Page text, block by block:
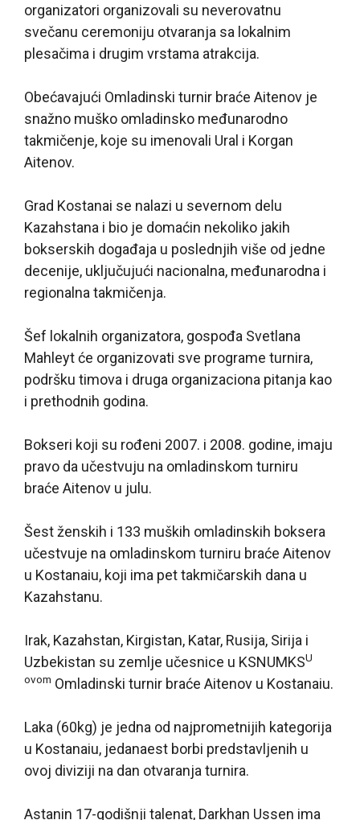
organizatori organizovali su neverovatnu
svečanu ceremoniju otvaranja sa lokalnim
plesačima i drugim vrstama atrakcija.
Obećavajući Omladinski turnir braće Aitenov je
snažno muško omladinsko međunarodno
takmičenje, koje su imenovali Ural i Korgan
Aitenov.
Grad Kostanai se nalazi u severnom delu
Kazahstana i bio je domaćin nekoliko jakih
bokserskih događaja u poslednjih više od jedne
decenije, uključujući nacionalna, međunarodna i
regionalna takmičenja.
Šef lokalnih organizatora, gospođa Svetlana
Mahleyt će organizovati sve programe turnira,
podršku timova i druga organizaciona pitanja kao
i prethodnih godina.
Bokseri koji su rođeni 2007. i 2008. godine, imaju
pravo da učestvuju na omladinskom turniru
braće Aitenov u julu.
Šest ženskih i 133 muških omladinskih boksera
učestvuje na omladinskom turniru braće Aitenov
u Kostanaiu, koji ima pet takmičarskih dana u
Kazahstanu.
Irak, Kazahstan, Kirgistan, Katar, Rusija, Sirija i
Uzbekistan su zemlje učesnice u KSNUMKSU
ovom Omladinski turnir braće Aitenov u Kostanaiu.
Laka (60kg) je jedna od najprometnijih kategorija
u Kostanaiu, jedanaest borbi predstavljenih u
ovoj diviziji na dan otvaranja turnira.
Astanin 17-godišnji talenat, Darkhan Ussen ima